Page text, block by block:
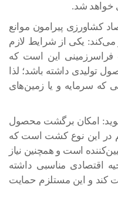
خواهد شد.
کشاورزی پیرامون موانع
یکی از شرایط لازم
فراسرزمینی این است که
هزار تن محصول تولیدی داشته باشد؛ لذا
که سرمایه و یا زمین‌های
امکان برگشت محصول
در این نوع کشت است که
است و همچنین نیاز
اقتصادی مناسبی داشته
کند و این مستلزم حمایت